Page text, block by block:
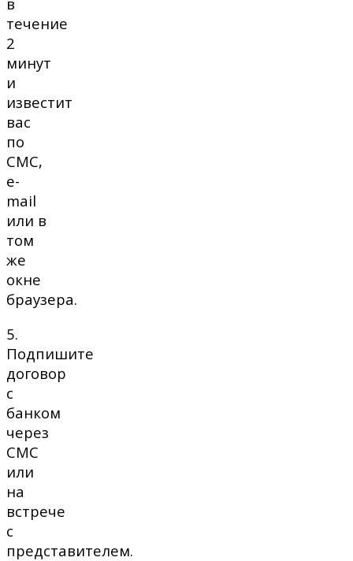
течение
2
минут
и
известит
вас
по
СМС,
e-
mail
или в
том
же
окне
браузера.
5.
Подпишите
договор
с
банком
через
СМС
или
на
встрече
с
представителем.